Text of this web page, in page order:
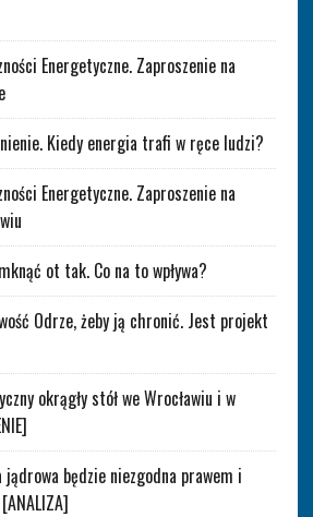
Energetyczne. Zaproszenie na
Kiedy energia trafi w ręce ludzi?
Energetyczne. Zaproszenie na
ot tak. Co na to wpływa?
Odrze, żeby ją chronić. Jest projekt
okrągły stół we Wrocławiu i w
będzie niezgodna prawem i